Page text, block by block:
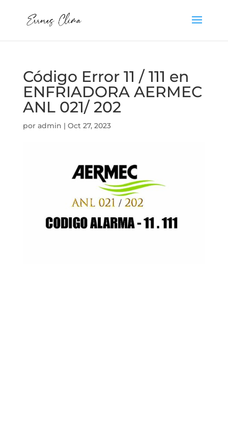
Código Error 11 / 111 en
ENFRIADORA AERMEC
ANL 021/ 202
por admin | Oct 27, 2023